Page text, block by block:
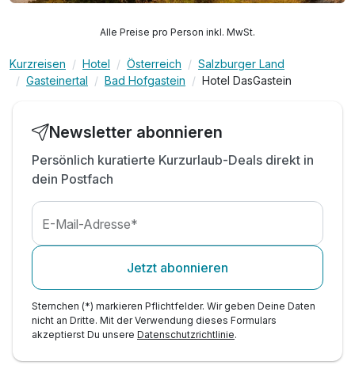
Alle Preise pro Person inkl. MwSt.
Kurzreisen Hotel Österreich
Salzburger Land
Gasteinertal
Bad Hofgastein Hotel DasGastein
Newsletter abonnieren
Persönlich kuratierte Kurzurlaub-Deals direkt in
dein Postfach
E-Mail-Adresse*
Jetzt abonnieren
Sternchen (*) markieren Pflichtfelder. Wir geben Deine Daten
nicht an Dritte. Mit der Verwendung dieses Formulars
akzeptierst Du unsere Datenschutzrichtlinie.